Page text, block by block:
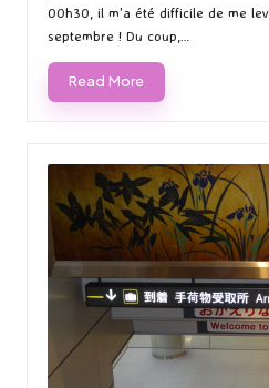
00h30, il m'a été difficile de me
septembre ! Du coup,…
Read More